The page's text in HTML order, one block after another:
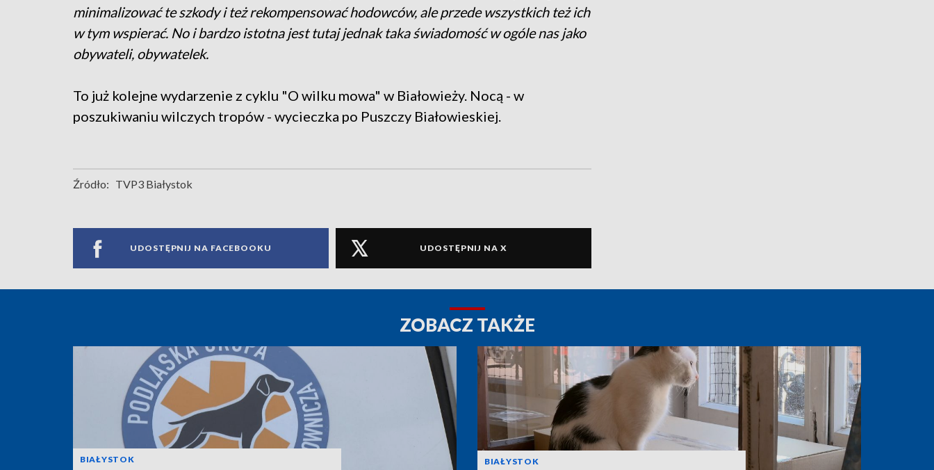
minimalizować te szkody i też rekompensować hodowców, ale przede wszystkich też ich
w tym wspierać. No i bardzo istotna jest tutaj jednak taka świadomość w ogóle nas jako
obywateli, obywatelek.
To już kolejne wydarzenie z cyklu "O wilku mowa" w Białowieży. Nocą - w
poszukiwaniu wilczych tropów - wycieczka po Puszczy Białowieskiej.
Źródło: TVP3 Białystok
UDOSTĘPNIJ NA FACEBOOKU UDOSTĘPNIJ NA X
ZOBACZ TAKŻE
BIAŁYSTOK BIAŁYSTOK